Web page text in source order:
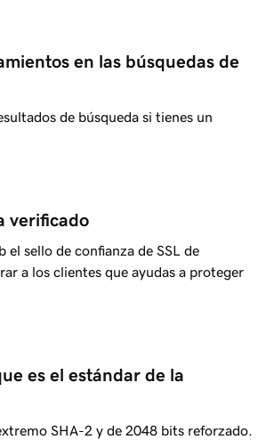
en las búsquedas de
de búsqueda si tienes un
verificado
el sello de confianza de SSL de
a los clientes que ayudas a proteger
es el estándar de la
SHA-2 y de 2048 bits reforzado.